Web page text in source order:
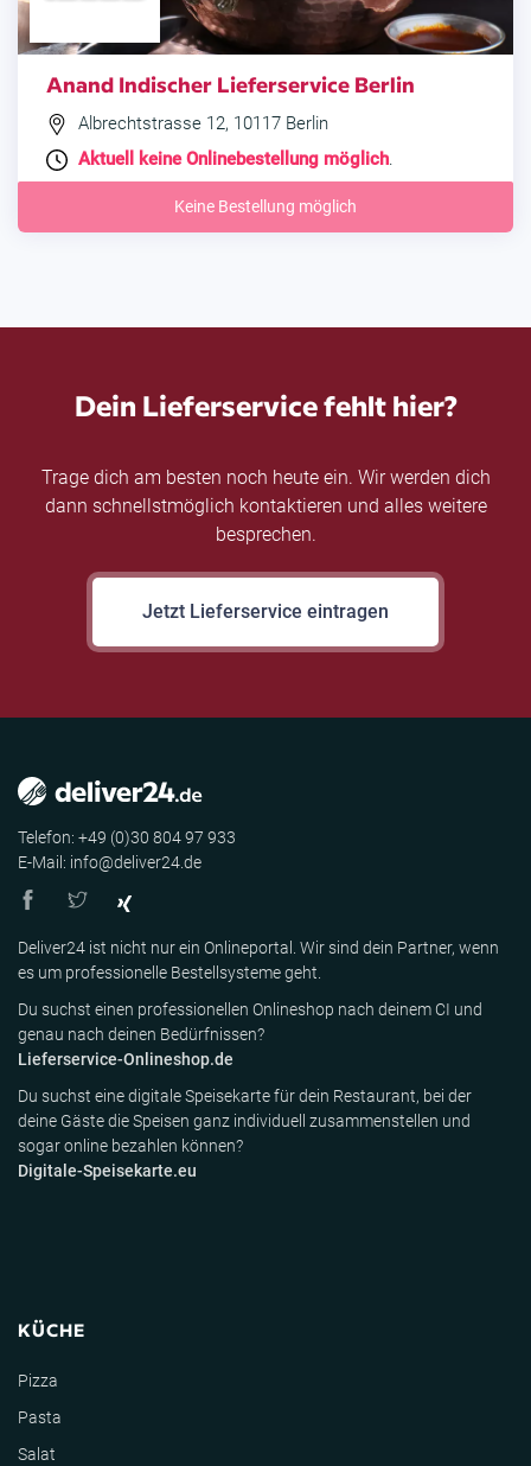
Anand Indischer Lieferservice Berlin
Albrechtstrasse 12, 10117 Berlin
Aktuell keine Onlinebestellung möglich.
Keine Bestellung möglich
Dein Lieferservice fehlt hier?
Trage dich am besten noch heute ein. Wir werden dich
dann schnellstmöglich kontaktieren und alles weitere
besprechen.
Jetzt Lieferservice eintragen
Telefon: +49 (0)30 804 97 933
E-Mail: info@deliver24.de
Deliver24 ist nicht nur ein Onlineportal. Wir sind dein Partner, wenn
es um professionelle Bestellsysteme geht.
Du suchst einen professionellen Onlineshop nach deinem CI und
genau nach deinen Bedürfnissen?
Lieferservice-Onlineshop.de
Du suchst eine digitale Speisekarte für dein Restaurant, bei der
deine Gäste die Speisen ganz individuell zusammenstellen und
sogar online bezahlen können?
Digitale-Speisekarte.eu
KÜCHE
Pizza
Pasta
Salat